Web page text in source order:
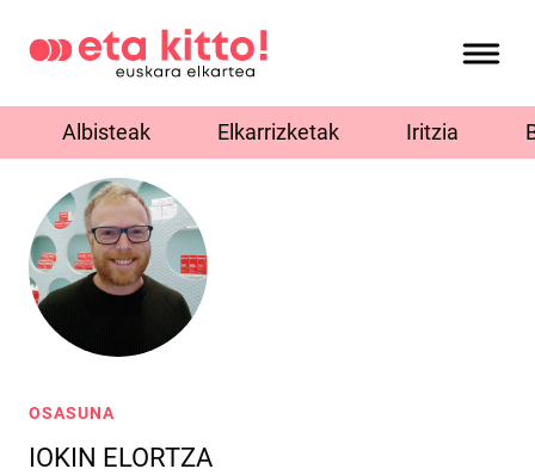
Albisteak Elkarrizketak Iritzia
OSASUNA
IOKIN ELORTZA